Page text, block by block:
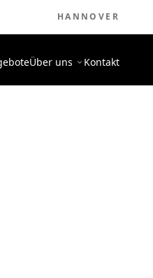
HANNOVER
Über uns Kontakt